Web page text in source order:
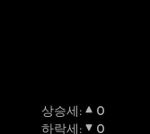
상승세:
0
하락세: 0